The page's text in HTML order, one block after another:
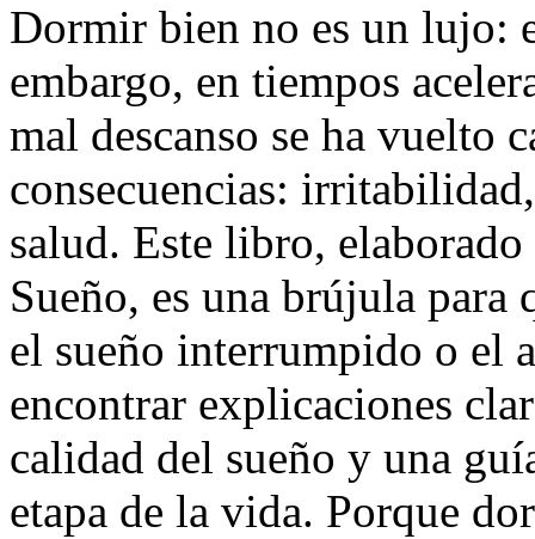
Dormir bien no es un lujo:
embargo, en tiempos
mal descanso se ha vuelto
consecuencias:
salud. Este libro,
Sueño, es una brújula
el sueño interrumpido o el
encontrar explicaciones
calidad del sueño y una
etapa de la vida. Porque